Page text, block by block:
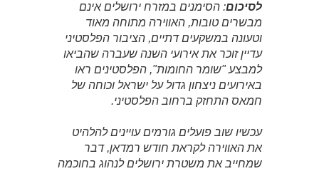
לסיכום: הסימנים במזרח ירושלים אינם
מבשרים טובות, האווירה מתוחה מאוד
וטעונה במשקעים דתיים, הציבור הפלסטיני
עדיין זוכר את אירועי השנה שעברה שהביאו
למבצע "שומר החומות", הפלסטינים ראו
באירועים ניצחון גדול על ישראל וכוחה של
חמאס התחזק ברחוב הפלסטיני.
עכשיו שוב פועלים גורמים עויינים להלהיט
את האווירה לקראת חודש רמדאן, דבר
שמחייב את משטרת ירושלים לנהוג בחוכמה